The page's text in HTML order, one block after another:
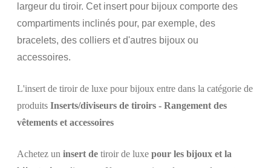
largeur du tiroir. Cet insert pour bijoux comporte des
compartiments inclinés pour, par exemple, des
bracelets, des colliers et d'autres bijoux ou
accessoires.
L'insert de tiroir de luxe pour bijoux entre dans la catégorie de
produits Inserts/diviseurs de tiroirs - Rangement des
vêtements et accessoires
Achetez un insert de tiroir de luxe pour les bijoux et la